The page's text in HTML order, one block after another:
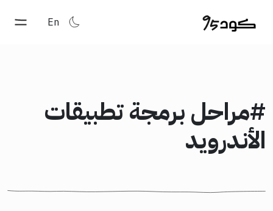
En
#مراحل برمجة تطبيقات
الأندرويد